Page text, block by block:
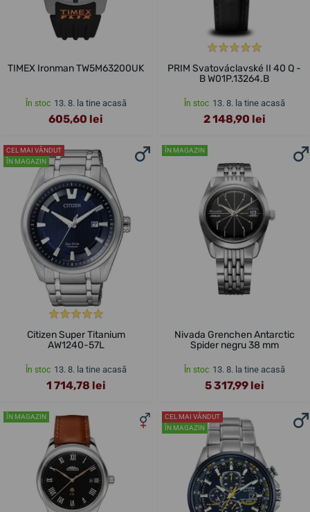
TIMEX Ironman TW5M63200UK
În stoc 13. 8. la tine acasă
605,60 lei
PRIM Svatováclavské II 40 Q -
B W01P.13264.B
În stoc 13. 8. la tine acasă
2 148,90 lei
CEL MAI VÂNDUT
ÎN MAGAZIN
Citizen Super Titanium
AW1240-57L
În stoc 13. 8. la tine acasă
1 714,78 lei
ÎN MAGAZIN
Nivada Grenchen Antarctic
Spider negru 38 mm
În stoc 13. 8. la tine acasă
5 317,99 lei
ÎN MAGAZIN
CEL MAI VÂNDUT
ÎN MAGAZIN